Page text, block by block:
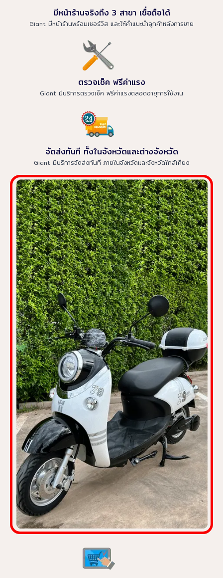
มีหน้าร้านจริงถึง 3 สาขา เชื่อถือได้
Giant มีหน้าร้านพร้อมเซอร์วิส และให้คำแนะนำลูกค้าหลังการขาย
ตรวจเช็ค ฟรีค่าแรง
Giant มีบริการตรวจเช็ค ฟรีค่าแรงตลอดอายุการใช้งาน
จัดส่งทันที ทั้งในจังหวัดและต่างจังหวัด
Giant มีบริการจัดส่งทันที ภายในจังหวัดและจังหวัดใกล้เคียง